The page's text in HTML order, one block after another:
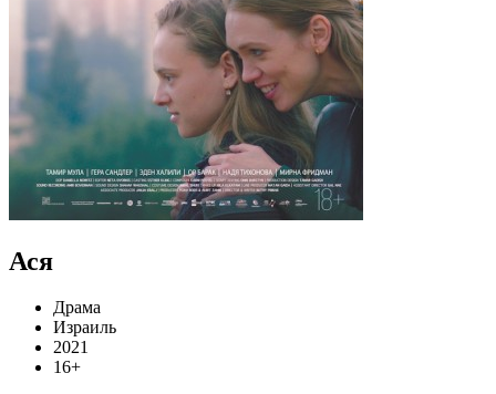
Ася
Драма
Израиль
2021
16+